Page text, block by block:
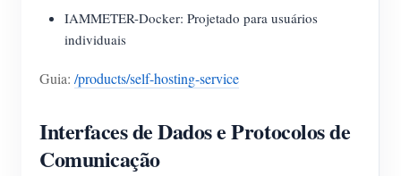
IAMMETER-Docker: Projetado para usuários
individuais
Guia: /products/self-hosting-service
Interfaces de Dados e Protocolos de
Comunicação